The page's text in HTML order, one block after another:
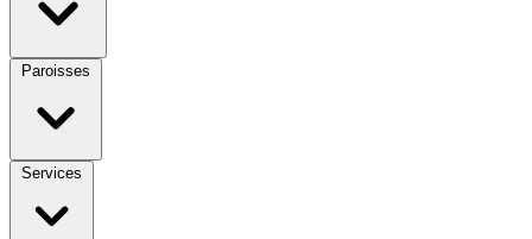
Paroisses
Services